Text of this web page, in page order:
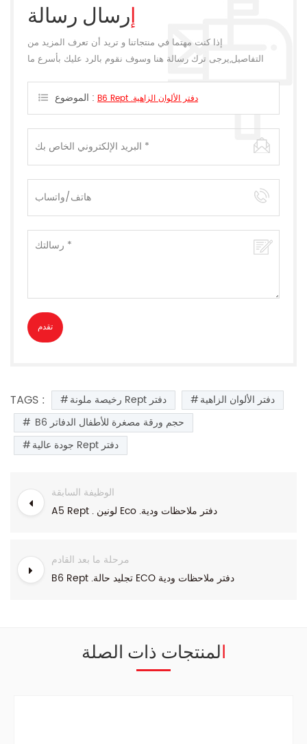
إرسال رسالة
إذا كنت مهتما في منتجاتنا و تريد أن تعرف المزيد من
التفاصيل,يرجى ترك رسالة هنا وسوف نقوم بالرد عليك بأسرع ما
الموضوع : B6 Rept .دفتر الألوان الزاهية
TAGS : رخيصة ملونة Rept دفتر
دفتر الألوان الزاهية
B6 حجم ورقة مصغرة للأطفال الدفاتر
جودة عالية Rept دفتر
الوظيفة السابقة
A5 Rept . لونين Eco .دفتر ملاحظات ودية
مرحلة ما بعد القادم
B6 Rept .تجليد حالة ECO دفتر ملاحظات ودية
المنتجات ذات الصلة